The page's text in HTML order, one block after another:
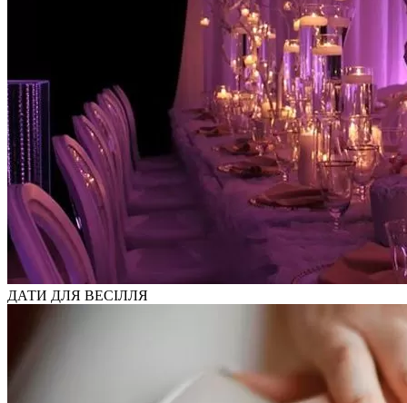
ДАТИ ДЛЯ ВЕСІЛЛЯ